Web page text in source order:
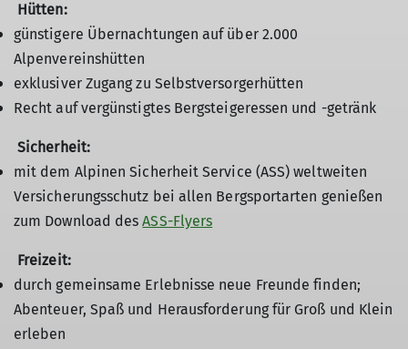
Hütten:
günstigere Übernachtungen auf über 2.000
Alpenvereinshütten
exklusiver Zugang zu Selbstversorgerhütten
Recht auf vergünstigtes Bergsteigeressen und -getränk
Sicherheit:
mit dem Alpinen Sicherheit Service (ASS) weltweiten
Versicherungsschutz bei allen Bergsportarten genießen
zum Download desASS-Flyers
Freizeit:
durch gemeinsame Erlebnisse neue Freunde finden;
Abenteuer, Spaß und Herausforderung für Groß und Klein
erleben